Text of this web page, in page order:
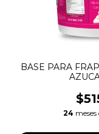
BASE PARA
24